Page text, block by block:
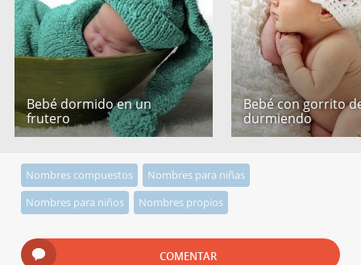
Bebé dormido en un
frutero
Bebé con gorrito
durmiendo
Nombres compuestos
Nombres para niñas
Nombres para niños
Nombres propios
COMENTAR